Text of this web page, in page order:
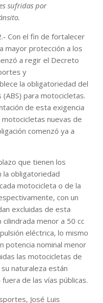
sufridas por
Con el fin de fortalecer
mayor protección a los
a regir el Decreto
y
la obligatoriedad del
para motocicletas.
de esta exigencia
nuevas de
comenzó ya a
que tienen los
la obligatoriedad
motocicleta o de la
con un
excluidas de esta
menor a 50 cc
eléctrica, lo mismo
potencia nominal menor
las motocicletas de
naturaleza están
de las vías públicas.
José Luis